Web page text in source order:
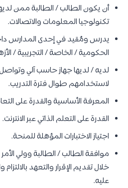
أن يكون الطالب / الطالبة ممن
تكنولوجيا المعلومات والاتصالات.
يدرس ومُقيد في إحدى المدارس
الحكومية / الخاصة / التجريبية /
لديه / لديها جهاز حاسب آلي
لاستخدامهم طوال فترة التدريب.
المعرفة الأساسية والقدرة على
القدرة على التعلم الذاتي عبر الانترنت.
اجتياز الاختبارات المؤهلة للمنحة.
موافقة الطالب / الطالبة وولي الأمر
خلال تقديم الإقرار والتعهد
عليه.